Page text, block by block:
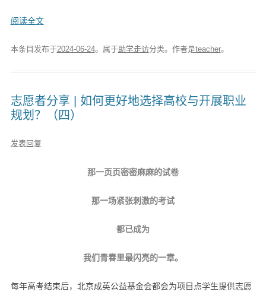
阅读全文
本条目发布于2024-06-24。属于助学走访分类。 作者是teacher。
志愿者分享 | 如何更好地选择高校与开展职业
规划？（四）
发表回复
那一页页密密麻麻的试卷
那一场紧张刺激的考试
都已成为
我们青春里最闪亮的一章。
每年高考结束后，北京成英公益基金会都会为项目点学生提供志愿